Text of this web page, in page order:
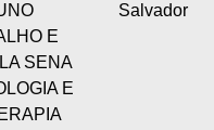
E
SENA
E
Salvador